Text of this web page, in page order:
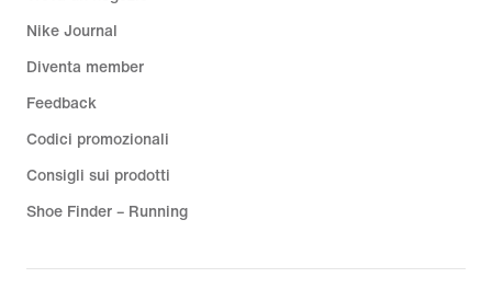
Nike Journal
Diventa member
Feedback
Codici promozionali
Consigli sui prodotti
Shoe Finder – Running